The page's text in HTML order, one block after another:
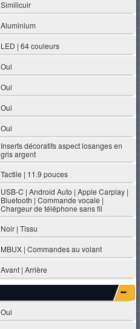
Similicuir
Aluminium
LED | 64 couleurs
Oui
Oui
Oui
Oui
Inserts décoratifs aspect losanges en
gris argent
Tactile | 11.9 pouces
USB-C | Android Auto | Apple Carplay |
Bluetooth | Commande vocale |
Chargeur de téléphone sans fil
Noir | Tissu
MBUX | Commandes au volant
Avant | Arrière
Oui